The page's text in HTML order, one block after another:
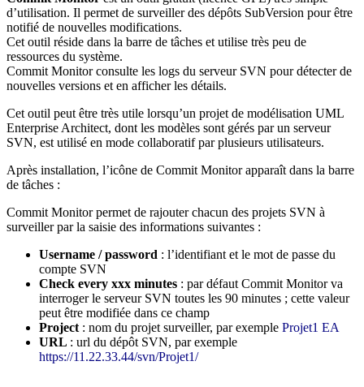
d’utilisation. Il permet de surveiller des dépôts SubVersion pour être
notifié de nouvelles modifications.
Cet outil réside dans la barre de tâches et utilise très peu de
ressources du système.
Commit Monitor consulte les logs du serveur SVN pour détecter de
nouvelles versions et en afficher les détails.
Cet outil peut être très utile lorsqu’un projet de modélisation UML
Enterprise Architect, dont les modèles sont gérés par un serveur
SVN, est utilisé en mode collaboratif par plusieurs utilisateurs.
Après installation, l’icône de Commit Monitor apparaît dans la barre
de tâches :
Commit Monitor permet de rajouter chacun des projets SVN à
surveiller par la saisie des informations suivantes :
Username / password : l’identifiant et le mot de passe du
compte SVN
Check every xxx minutes : par défaut Commit Monitor va
interroger le serveur SVN toutes les 90 minutes ; cette valeur
peut être modifiée dans ce champ
Project : nom du projet surveiller, par exemple Projet1 EA
URL : url du dépôt SVN, par exemple
https://11.22.33.44/svn/Projet1/